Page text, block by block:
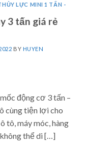
LỰC MINI 1 TẤN -
3 tấn giá rẻ
BY HUYEN
động cơ 3 tấn –
cùng tiện lợi cho
tô, máy móc, hàng
thể di […]